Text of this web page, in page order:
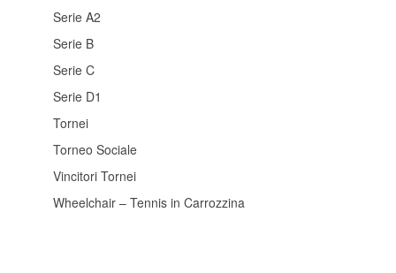
Serie A2
Serie B
Serie C
Serie D1
Tornei
Torneo Sociale
Vincitori Tornei
Wheelchair – Tennis in Carrozzina